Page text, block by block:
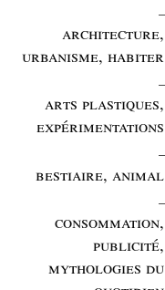
architecture,
urbanisme, habiter
arts plastiques,
expérimentations
bestiaire, animal
consommation,
publicité,
mythologies du